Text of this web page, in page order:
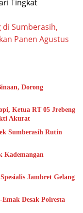
Tingkat
di Sumberasih,
Panen Agustus
Dorong
Ketua RT 05 Jrebeng
Akurat
Sumberasih Rutin
Kademangan
Jambret Gelang
Desak Polresta